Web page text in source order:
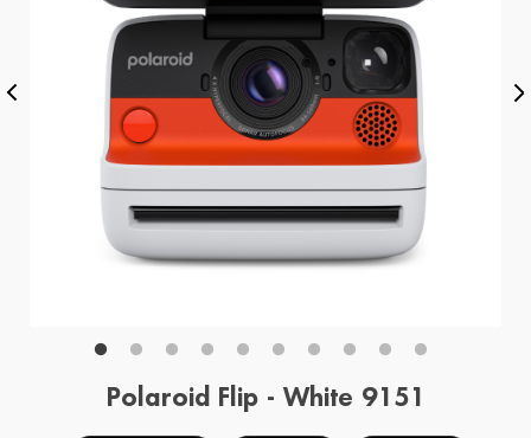
Polaroid Flip - White 9151